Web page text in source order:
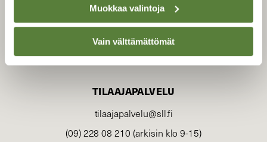
Muokkaa valintoja
Vain välttämättömät
TILAAJAPALVELU
tilaajapalvelu@sll.fi
(09) 228 08 210 (arkisin klo 9-15)